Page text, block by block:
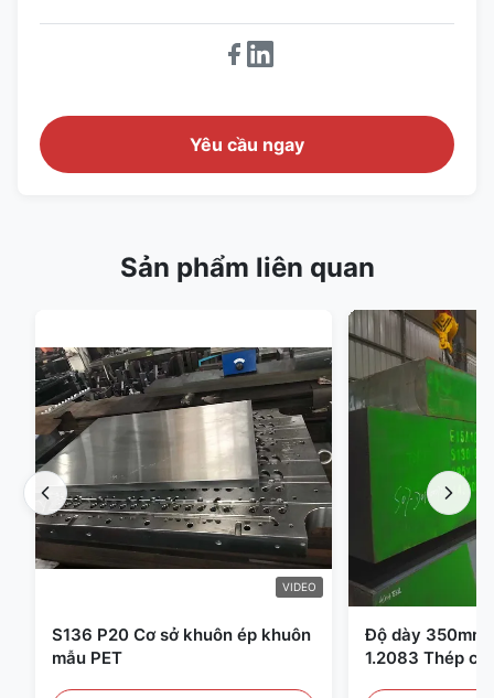
Yêu cầu ngay
Sản phẩm liên quan
VIDEO
S136 P20 Cơ sở khuôn ép khuôn
mẫu PET
Độ dày 350mm
1.2083 Thép